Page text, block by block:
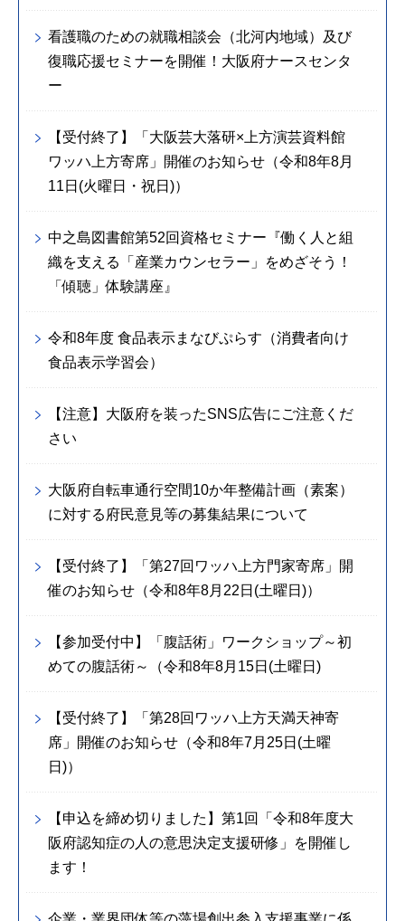
看護職のための就職相談会（北河内地域）及び
復職応援セミナーを開催！大阪府ナースセンタ
ー
【受付終了】「大阪芸大落研×上方演芸資料館
ワッハ上方寄席」開催のお知らせ（令和8年8月
11日(火曜日・祝日)）
中之島図書館第52回資格セミナー『働く人と組
織を支える「産業カウンセラー」をめざそう！
「傾聴」体験講座』
令和8年度 食品表示まなびぷらす（消費者向け
食品表示学習会）
【注意】大阪府を装ったSNS広告にご注意くだ
さい
大阪府自転車通行空間10か年整備計画（素案）
に対する府民意見等の募集結果について
【受付終了】「第27回ワッハ上方門家寄席」開
催のお知らせ（令和8年8月22日(土曜日)）
【参加受付中】「腹話術」ワークショップ～初
めての腹話術～（令和8年8月15日(土曜日)
【受付終了】「第28回ワッハ上方天満天神寄
席」開催のお知らせ（令和8年7月25日(土曜
日)）
【申込を締め切りました】第1回「令和8年度大
阪府認知症の人の意思決定支援研修」を開催し
ます！